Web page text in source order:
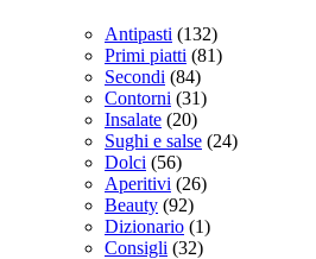
Antipasti (132)
Primi piatti (81)
Secondi (84)
Contorni (31)
Insalate (20)
Sughi e salse (24)
Dolci (56)
Aperitivi (26)
Beauty (92)
Dizionario (1)
Consigli (32)